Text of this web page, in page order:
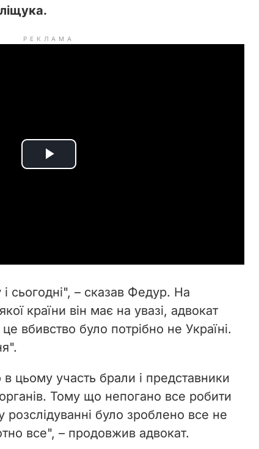
РЕКЛАМА
P
i
d
o
сьогодні", – сказав Федур. На
країни він має на увазі, адвокат
вбивство було потрібно не Україні.
цьому участь брали і представники
Тому що непогано все робити
було зроблено все не
все", – продовжив адвокат.